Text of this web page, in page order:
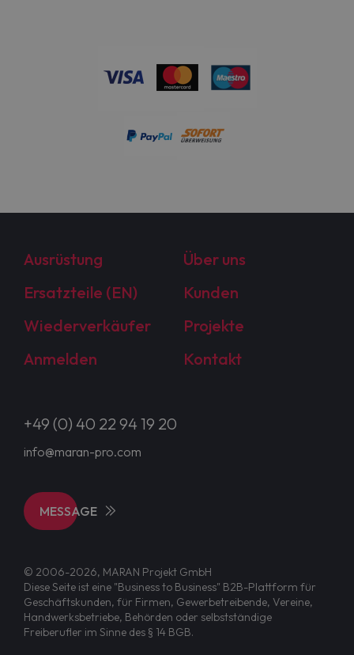
Ausrüstung
Über uns
Ersatzteile (EN)
Kunden
Wiederverkäufer
Projekte
Anmelden
Kontakt
+49 (0) 40 22 94 19 20
info@maran-pro.com
MESSAGE
© 2006-2026, MARAN Projekt GmbH
Diese Seite ist eine "Business to Business" B2B-Plattform für
Geschäftskunden, für Firmen, Gewerbetreibende, Vereine,
Handwerksbetriebe, Behörden oder selbstständige
Freiberufler im Sinne des § 14 BGB.